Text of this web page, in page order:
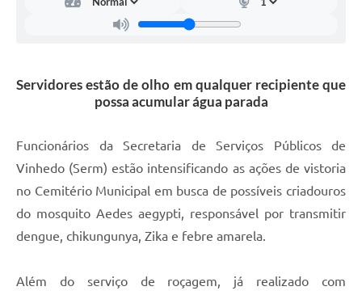
Carta de Serviços
Legislação
Links Úteis
Servidores estão de olho em qualquer recipiente que
possa acumular água parada
Funcionários da Secretaria de Serviços Públicos de
Vinhedo (Serm) estão intensificando as ações de vistoria
no Cemitério Municipal em busca de possíveis criadouros
do mosquito Aedes aegypti, responsável por transmitir
dengue, chikungunya, Zika e febre amarela.
Além do serviço de roçagem, já realizado com